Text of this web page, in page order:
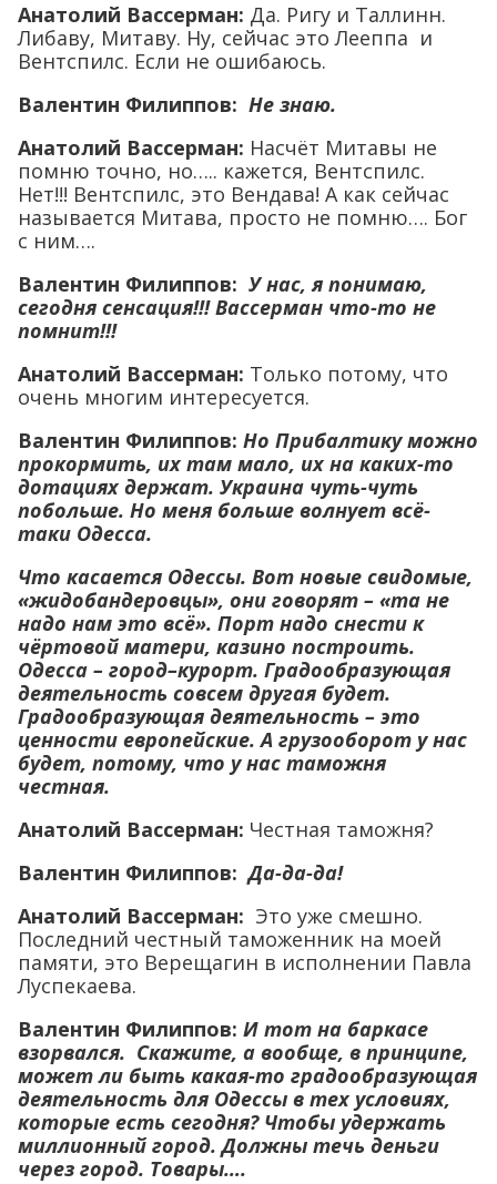
Анатолий Вассерман: Да. Ригу и Таллинн.
Либаву, Митаву. Ну, сейчас это Лееппа и
Вентспилс. Если не ошибаюсь.
Валентин Филиппов: Не знаю.
Анатолий Вассерман: Насчёт Митавы не
помню точно, но….. кажется, Вентспилс.
Нет!!! Вентспилс, это Вендава! А как сейчас
называется Митава, просто не помню…. Бог
с ним….
Валентин Филиппов: У нас, я понимаю,
сегодня сенсация!!! Вассерман что-то не
помнит!!!
Анатолий Вассерман: Только потому, что
очень многим интересуется.
Валентин Филиппов: Но Прибалтику можно
прокормить, их там мало, их на каких-то
дотациях держат. Украина чуть-чуть
побольше. Но меня больше волнует всё-
таки Одесса.
Что касается Одессы. Вот новые свидомые,
«жидобандеровцы», они говорят – «та не
надо нам это всё». Порт надо снести к
чёртовой матери, казино построить.
Одесса – город–курорт. Градообразующая
деятельность совсем другая будет.
Градообразующая деятельность – это
ценности европейские. А грузооборот у нас
будет, потому, что у нас таможня
честная.
Анатолий Вассерман: Честная таможня?
Валентин Филиппов: Да-да-да!
Анатолий Вассерман: Это уже смешно.
Последний честный таможенник на моей
памяти, это Верещагин в исполнении Павла
Луспекаева.
Валентин Филиппов: И тот на баркасе
взорвался. Скажите, а вообще, в принципе,
может ли быть какая-то градообразующая
деятельность для Одессы в тех условиях,
которые есть сегодня? Чтобы удержать
миллионный город. Должны течь деньги
через город. Товары….